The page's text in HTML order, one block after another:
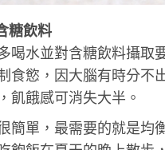
糖飲料
喝水並對含糖飲料攝取
食慾，因大腦有時分不
飢餓感可消失大半。
簡單，最需要的就是均